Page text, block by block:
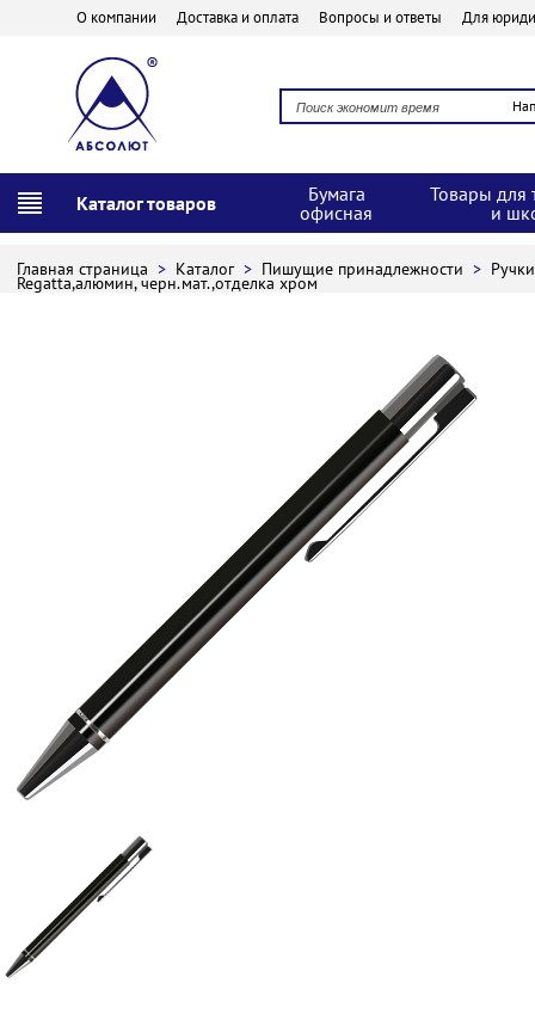
О компании Доставка и оплата Вопросы и ответы Для
Каталог товаров
Бумага
офисная
Товары для
и
Главная страница > Каталог > Пишущие принадлежности >
Regatta,алюмин, черн.мат.,отделка хром